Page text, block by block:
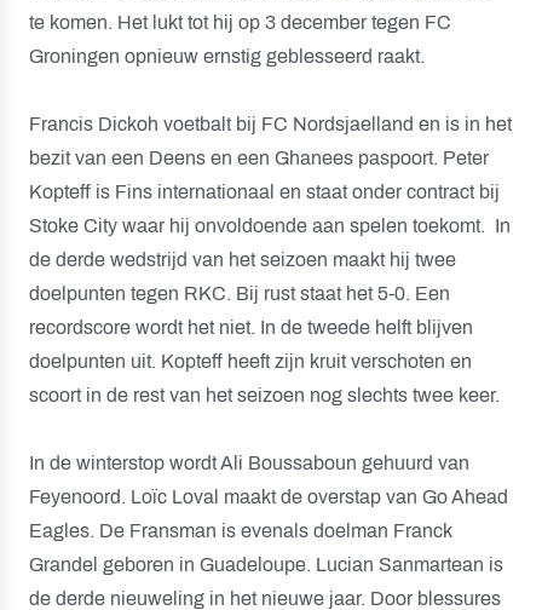
te komen. Het lukt tot hij op 3 december tegen FC
Groningen opnieuw ernstig geblesseerd raakt.
Francis Dickoh voetbalt bij FC Nordsjaelland en is in het
bezit van een Deens en een Ghanees paspoort. Peter
Kopteff is Fins internationaal en staat onder contract bij
Stoke City waar hij onvoldoende aan spelen toekomt. In
de derde wedstrijd van het seizoen maakt hij twee
doelpunten tegen RKC. Bij rust staat het 5-0. Een
recordscore wordt het niet. In de tweede helft blijven
doelpunten uit. Kopteff heeft zijn kruit verschoten en
scoort in de rest van het seizoen nog slechts twee keer.
In de winterstop wordt Ali Boussaboun gehuurd van
Feyenoord. Loïc Loval maakt de overstap van Go Ahead
Eagles. De Fransman is evenals doelman Franck
Grandel geboren in Guadeloupe. Lucian Sanmartean is
de derde nieuweling in het nieuwe jaar. Door blessures